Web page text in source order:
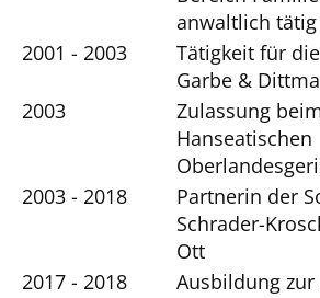
anwaltlich tätig
2001 - 2003
Tätigkeit für
Garbe &
2003
Zulassung
Hanseatischen
2003 - 2018
Partnerin der
Schrader-
Ott
2017 - 2018
Ausbildung